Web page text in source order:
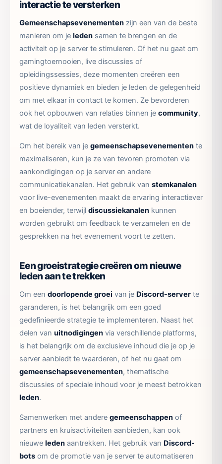
interactie te versterken
Gemeenschapsevenementen zijn een van de beste
manieren om je leden samen te brengen en de
activiteit op je server te stimuleren. Of het nu gaat om
gamingtoernooien, live discussies of
opleidingssessies, deze momenten creëren een
positieve dynamiek en bieden je leden de gelegenheid
om met elkaar in contact te komen. Ze bevorderen
ook het opbouwen van relaties binnen je community,
wat de loyaliteit van leden versterkt.
Om het bereik van je gemeenschapsevenementen te
maximaliseren, kun je ze van tevoren promoten via
aankondigingen op je server en andere
communicatiekanalen. Het gebruik van stemkanalen
voor live-evenementen maakt de ervaring interactiever
en boeiender, terwijl discussiekanalen kunnen
worden gebruikt om feedback te verzamelen en de
gesprekken na het evenement voort te zetten.
Een groeistrategie creëren om nieuwe
leden aan te trekken
Om een doorlopende groei van je Discord-server te
garanderen, is het belangrijk om een goed
gedefinieerde strategie te implementeren. Naast het
delen van uitnodigingen via verschillende platforms,
is het belangrijk om de exclusieve inhoud die je op je
server aanbiedt te waarderen, of het nu gaat om
gemeenschapsevenementen, thematische
discussies of speciale inhoud voor je meest betrokken
leden.
Samenwerken met andere gemeenschappen of
partners en kruisactiviteiten aanbieden, kan ook
nieuwe leden aantrekken. Het gebruik van Discord-
bots om de promotie van je server te automatiseren